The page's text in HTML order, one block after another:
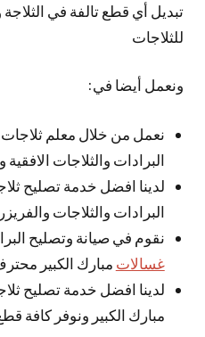
تبديل أي قطع تالفة في الثلاجة
للثلاجات
ونعمل أيضا في:
نعمل من خلال معلم ثلاجات
البرادات والثلاجات الافقية
لدينا افضل خدمة تصليح
البرادات والثلاجات
نقوم في صيانة وتصليح
غسالات مبارك الكبير
لدينا افضل خدمة تصليح
مبارك الكبير ونوفر كافة